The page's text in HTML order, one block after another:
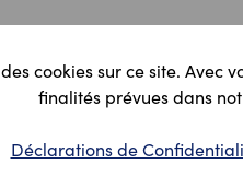
cookies sur ce site. Avec
finalités prévues dans
Déclarations de